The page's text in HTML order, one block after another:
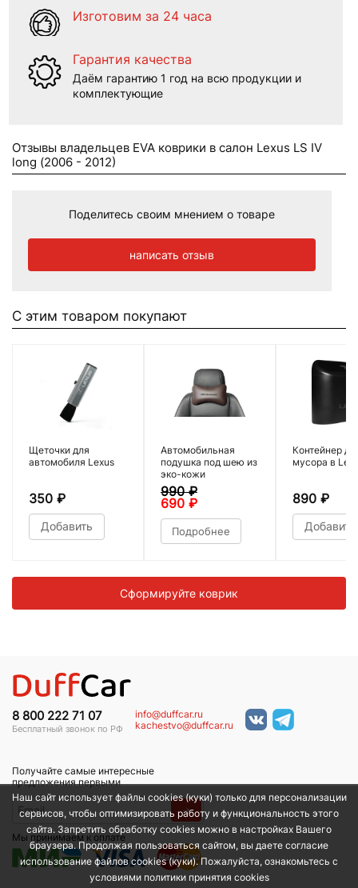
Изготовим за 24 часа
Гарантия качества
Даём гарантию 1 год на всю продукции и
комплектующие
Отзывы владельцев EVA коврики в салон Lexus LS IV
long (2006 - 2012)
Поделитесь своим мнением о товаре
написать отзыв
С этим товаром покупают
Щеточки для
автомобиля Lexus
350 ₽
Добавить
Автомобильная
подушка под шею из
эко-кожи
990₽
690 ₽
Подробнее
Контейнер
мусора в
890 ₽
Добавить
Сформируйте коврик
8 800 222 71 07
Бесплатный звонок по РФ
info@duffcar.ru
kachestvo@duffcar.ru
Получайте самые интересные
предложения первыми
→
Мы принимаем к оплате
Наш сайт использует файлы cookies (куки) только для персонализации
сервисов, чтобы оптимизировать работу и функциональность этого
сайта. Запретить обработку cookies можно в настройках Вашего
браузера. Продолжая пользоваться сайтом, вы даете согласие
использование файлов cookies (куки). Пожалуйста, ознакомьтесь с
условиями политики принятия сookies